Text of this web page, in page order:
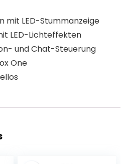
mit LED-Stummanzeige
LED-Lichteffekten
und Chat-Steuerung
One